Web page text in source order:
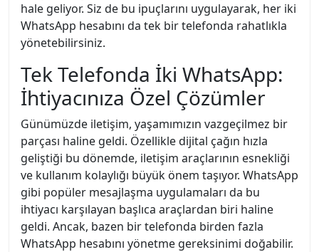
hale geliyor. Siz de bu ipuçlarını uygulayarak, her iki
WhatsApp hesabını da tek bir telefonda rahatlıkla
yönetebilirsiniz.
Tek Telefonda İki WhatsApp:
İhtiyacınıza Özel Çözümler
Günümüzde iletişim, yaşamımızın vazgeçilmez bir
parçası haline geldi. Özellikle dijital çağın hızla
geliştiği bu dönemde, iletişim araçlarının esnekliği
ve kullanım kolaylığı büyük önem taşıyor. WhatsApp
gibi popüler mesajlaşma uygulamaları da bu
ihtiyacı karşılayan başlıca araçlardan biri haline
geldi. Ancak, bazen bir telefonda birden fazla
WhatsApp hesabını yönetme gereksinimi doğabilir.